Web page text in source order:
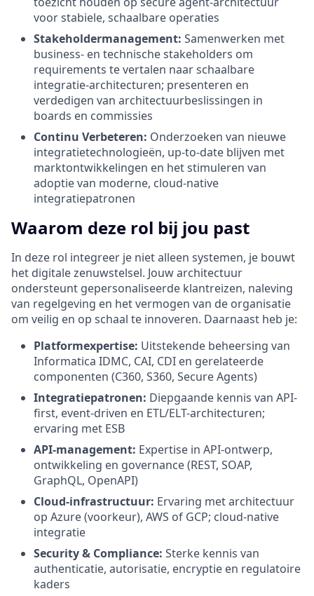
voor stabiele, schaalbare operaties
Stakeholdermanagement: Samenwerken met
business- en technische stakeholders om
requirements te vertalen naar schaalbare
integratie-architecturen; presenteren en
verdedigen van architectuurbeslissingen in
boards en commissies
Continu Verbeteren: Onderzoeken van nieuwe
integratietechnologieën, up-to-date blijven met
marktontwikkelingen en het stimuleren van
adoptie van moderne, cloud-native
integratiepatronen
Waarom deze rol bij jou past
In deze rol integreer je niet alleen systemen, je bouwt
het digitale zenuwstelsel. Jouw architectuur
ondersteunt gepersonaliseerde klantreizen, naleving
van regelgeving en het vermogen van de organisatie
om veilig en op schaal te innoveren. Daarnaast heb je:
Platformexpertise: Uitstekende beheersing van
Informatica IDMC, CAI, CDI en gerelateerde
componenten (C360, S360, Secure Agents)
Integratiepatronen: Diepgaande kennis van API-
first, event-driven en ETL/ELT-architecturen;
ervaring met ESB
API-management: Expertise in API-ontwerp,
ontwikkeling en governance (REST, SOAP,
GraphQL, OpenAPI)
Cloud-infrastructuur: Ervaring met architectuur
op Azure (voorkeur), AWS of GCP; cloud-native
integratie
Security & Compliance: Sterke kennis van
authenticatie, autorisatie, encryptie en regulatoire
kaders